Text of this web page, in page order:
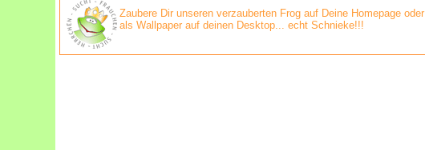
Zaubere Dir unseren verzauberten Frog auf Deine Homepage oder
als Wallpaper auf deinen Desktop... echt Schnieke!!!